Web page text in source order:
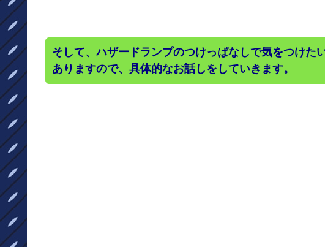
そして、ハザードランプのつけっぱなしで気をつけた
ありますので、具体的なお話しをしていきます。